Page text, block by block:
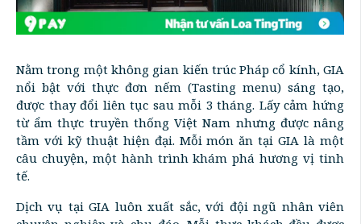
Nằm trong một không gian kiến trúc Pháp cổ kính, GIA
nổi bật với thực đơn nếm (Tasting menu) sáng tạo,
được thay đổi liên tục sau mỗi 3 tháng. Lấy cảm hứng
từ ẩm thực truyền thống Việt Nam nhưng được nâng
tầm với kỹ thuật hiện đại. Mỗi món ăn tại GIA là một
câu chuyện, một hành trình khám phá hương vị tinh
tế.
Dịch vụ tại GIA luôn xuất sắc, với đội ngũ nhân viên